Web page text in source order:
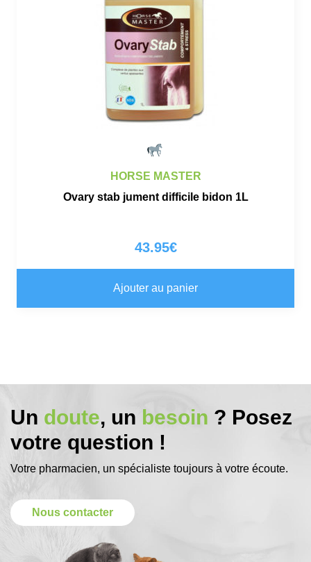
HORSE MASTER
Ovary stab jument difficile bidon 1L
43.95€
Ajouter au panier
Un doute, un besoin ? Posez
votre question !
Votre pharmacien, un spécialiste toujours à votre écoute.
Nous contacter